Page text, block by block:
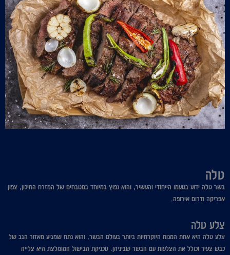
טלה
בשר טלה ידוע בטעמו הייחודי והעשיר, והוא נפוץ במיוחד במטבחים של המזרח התיכון, צפון
אפריקה ודרום אירופה.
צלע טלה
צלע טלה היא אחת המנות היוקרתיות ביותר בעולם הבשר, והוא נתח שמגיע מאזור הגב של
כבש צעיר וכולל את הצלעות עם הבשר שביניהן. טכניקת הבישול המומלצת היא צלייה